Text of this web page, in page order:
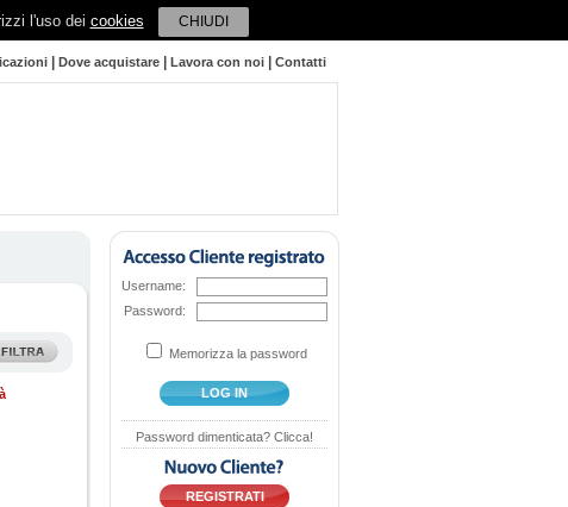
l'uso dei cookies CHIUDI
Dove acquistare Lavora con noi Contatti
Username:
Password:
Memorizza la password
LOG IN
Password dimenticata? Clicca!
REGISTRATI